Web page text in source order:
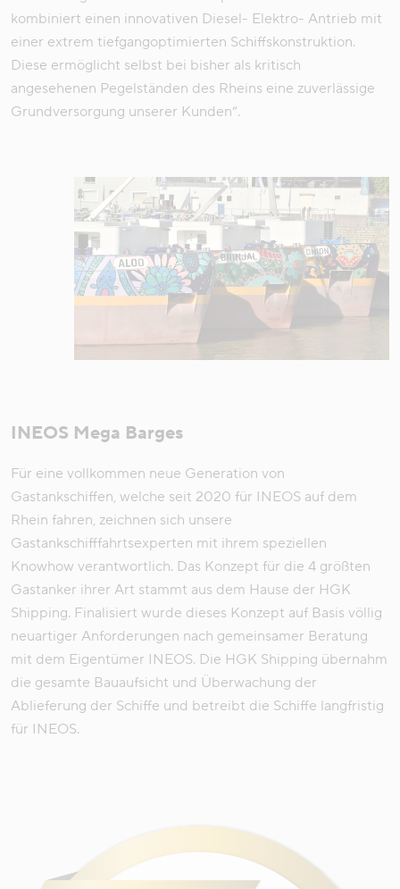
kombiniert einen innovativen Diesel- Elektro- Antrieb mit
einer extrem tiefgangoptimierten Schiffskonstruktion.
Diese ermöglicht selbst bei bisher als kritisch
angesehenen Pegelständen des Rheins eine zuverlässige
Grundversorgung unserer Kunden“.
INEOS Mega Barges
Für eine vollkommen neue Generation von
Gastankschiffen, welche seit 2020 für INEOS auf dem
Rhein fahren, zeichnen sich unsere
Gastankschifffahrtsexperten mit ihrem speziellen
Knowhow verantwortlich. Das Konzept für die 4 größten
Gastanker ihrer Art stammt aus dem Hause der HGK
Shipping. Finalisiert wurde dieses Konzept auf Basis völlig
neuartiger Anforderungen nach gemeinsamer Beratung
mit dem Eigentümer INEOS. Die HGK Shipping übernahm
die gesamte Bauaufsicht und Überwachung der
Ablieferung der Schiffe und betreibt die Schiffe langfristig
für INEOS.